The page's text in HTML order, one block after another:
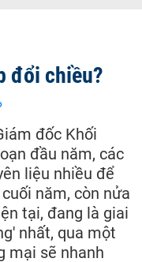
đổi chiều?
đốc Khối
đầu năm, các
liệu nhiều để
năm, còn nửa
tại, đang là giai
nhất, qua một
mại sẽ nhanh